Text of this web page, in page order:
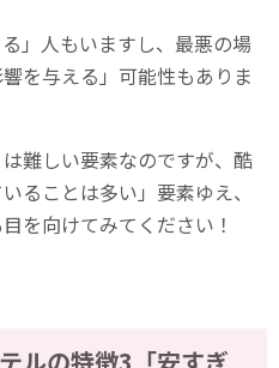
」人もいますし、最悪の場
を与える」可能性もありま
難しい要素なのですが、酷
ることは多い」要素ゆえ、
を向けてみてください！